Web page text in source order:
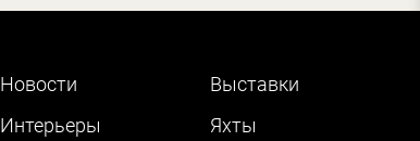
Новости
Интерьеры
Выставки
Яхты